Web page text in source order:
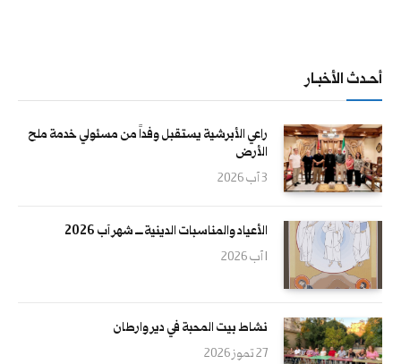
أحــدث الأخبــار
راعي الأبرشية يستقبل وفداً من مسئولي خدمة ملح
الأرض
3 آب 2026
الأعياد والمناسبات الدينية ــــ شهر آب 2026
1 آب 2026
نشاط بيت المحبة في دير وارطان
27 تموز 2026